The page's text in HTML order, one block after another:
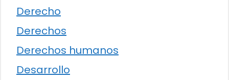
Derecho
Derechos
Derechos humanos
Desarrollo